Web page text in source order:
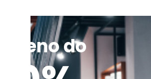
Sniženo do